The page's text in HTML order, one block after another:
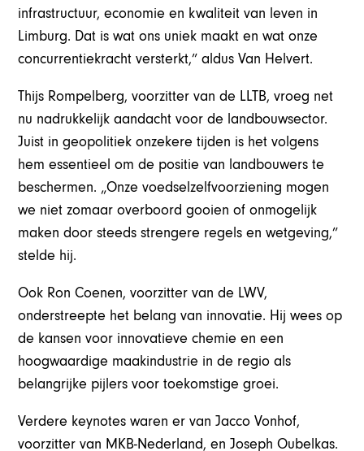
infrastructuur, economie en kwaliteit van leven in
Limburg. Dat is wat ons uniek maakt en wat onze
concurrentiekracht versterkt,” aldus Van Helvert.
Thijs Rompelberg, voorzitter van de LLTB, vroeg net
nu nadrukkelijk aandacht voor de landbouwsector.
Juist in geopolitiek onzekere tijden is het volgens
hem essentieel om de positie van landbouwers te
beschermen. „Onze voedselzelfvoorziening mogen
we niet zomaar overboord gooien of onmogelijk
maken door steeds strengere regels en wetgeving,”
stelde hij.
Ook Ron Coenen, voorzitter van de LWV,
onderstreepte het belang van innovatie. Hij wees op
de kansen voor innovatieve chemie en een
hoogwaardige maakindustrie in de regio als
belangrijke pijlers voor toekomstige groei.
Verdere keynotes waren er van Jacco Vonhof,
voorzitter van MKB-Nederland, en Joseph Oubelkas.